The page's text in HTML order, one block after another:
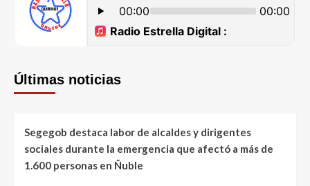
Últimas noticias
Segegob destaca labor de alcaldes y dirigentes
sociales durante la emergencia que afectó a más de
1.600 personas en Ñuble